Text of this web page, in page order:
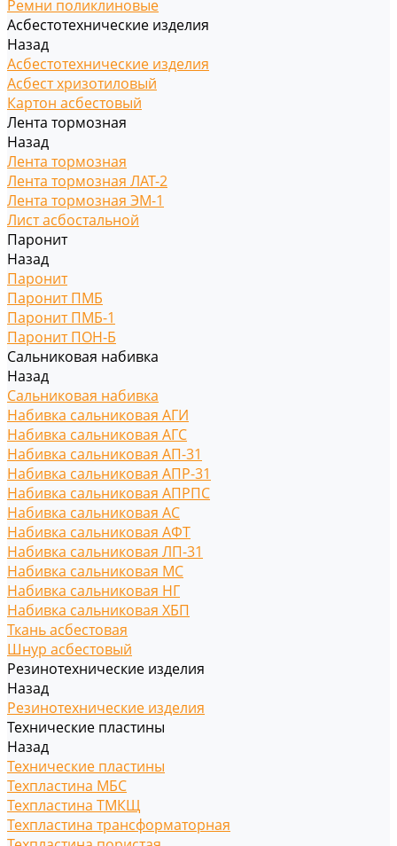
Ремни поликлиновые
Асбестотехнические изделия
Назад
Асбестотехнические изделия
Асбест хризотиловый
Картон асбестовый
Лента тормозная
Назад
Лента тормозная
Лента тормозная ЛАТ-2
Лента тормозная ЭМ-1
Лист асбостальной
Паронит
Назад
Паронит
Паронит ПМБ
Паронит ПМБ-1
Паронит ПОН-Б
Сальниковая набивка
Назад
Сальниковая набивка
Набивка сальниковая АГИ
Набивка сальниковая АГС
Набивка сальниковая АП-31
Набивка сальниковая АПР-31
Набивка сальниковая АПРПС
Набивка сальниковая АС
Набивка сальниковая АФТ
Набивка сальниковая ЛП-31
Набивка сальниковая МС
Набивка сальниковая НГ
Набивка сальниковая ХБП
Ткань асбестовая
Шнур асбестовый
Резинотехнические изделия
Назад
Резинотехнические изделия
Технические пластины
Назад
Технические пластины
Техпластина МБС
Техпластина ТМКЩ
Техпластина трансформаторная